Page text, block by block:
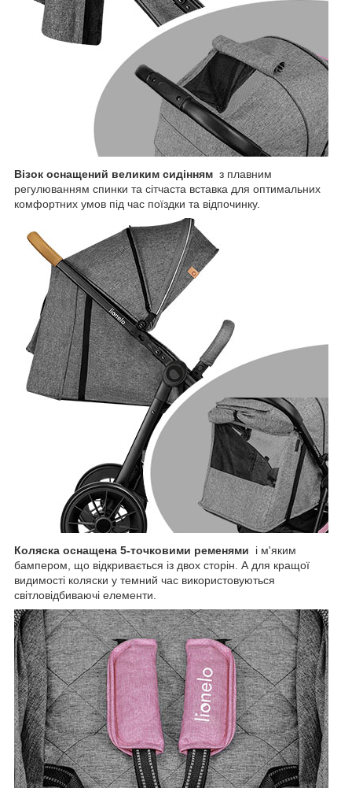
Візок оснащений великим сидінням з плавним
регулюванням спинки та сітчаста вставка для оптимальних
комфортних умов під час поїздки та відпочинку.
Коляска оснащена 5-точковими ременями і м'яким
бампером, що відкривається із двох сторін. А для кращої
видимості коляски у темний час використовуються
світловідбиваючі елементи.